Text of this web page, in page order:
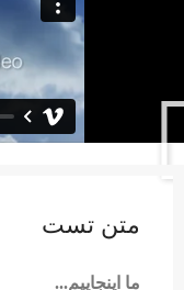
متن تست
ما اینجاییم...